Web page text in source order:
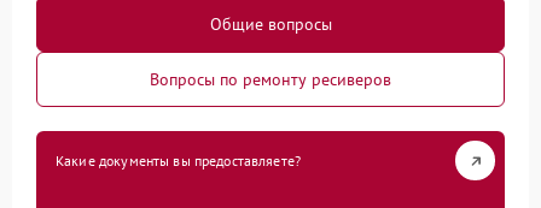
Общие вопросы
Вопросы по ремонту ресиверов
Какие документы вы предоставляете?